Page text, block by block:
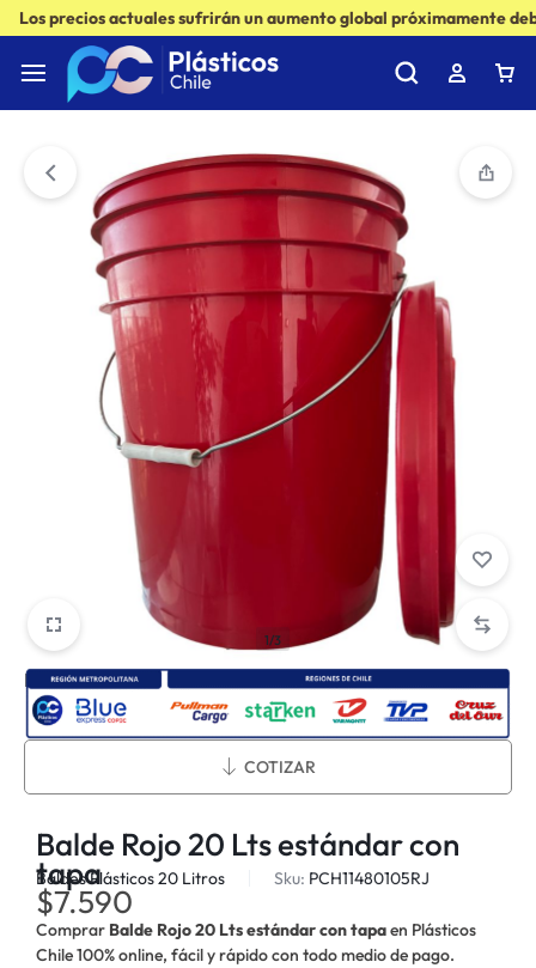
Los precios actuales sufrirán un aumento global próximamente
1/3
Métodos de envío:
COTIZAR
Balde Rojo 20 Lts estándar con
tapa
Baldes Plásticos 20 Litros Sku: PCH11480105RJ
$7.590
Comprar Balde Rojo 20 Lts estándar con tapaen Plásticos
Chile 100% online, fácil y rápido con todo medio de pago.